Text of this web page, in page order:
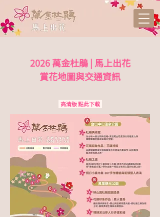
2026 萬金杜鵑 | 馬上出花
賞花地圖與交通資訊
​ 高清版 點此下載